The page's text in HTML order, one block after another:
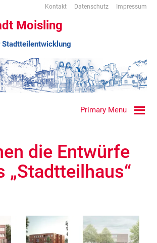
Kontakt Datenschutz Impressum
Moisling
Stadtteilentwicklung
Primary Menu
die Entwürfe
„Stadtteilhaus“